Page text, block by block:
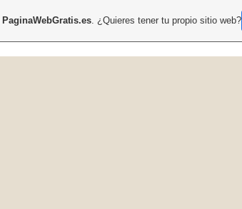
PaginaWebGratis.es. ¿Quieres tener tu propio sitio web?